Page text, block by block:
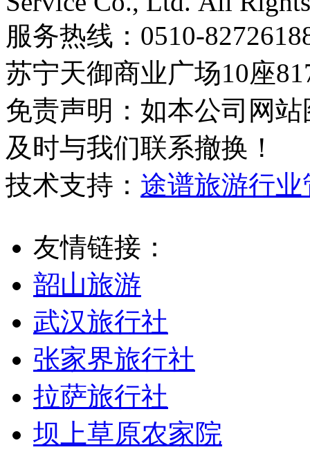
服务热线：0510-
苏宁天御商业广场10座
免责声明：如本公司网
及时与我们联系撤换！
技术支持： 途谱旅游行
友情链接：
韶山旅游
武汉旅行社
张家界旅行社
拉萨旅行社
坝上草原农家院